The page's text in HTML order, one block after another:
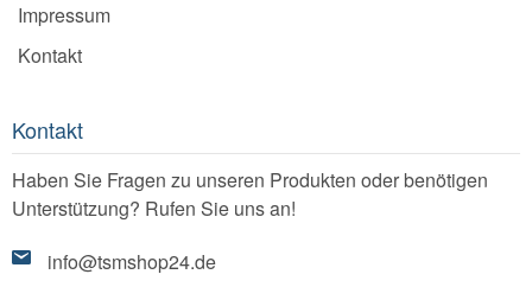
Impressum
Kontakt
Kontakt
Haben Sie Fragen zu unseren Produkten oder benötigen
Unterstützung? Rufen Sie uns an!
info@tsmshop24.de